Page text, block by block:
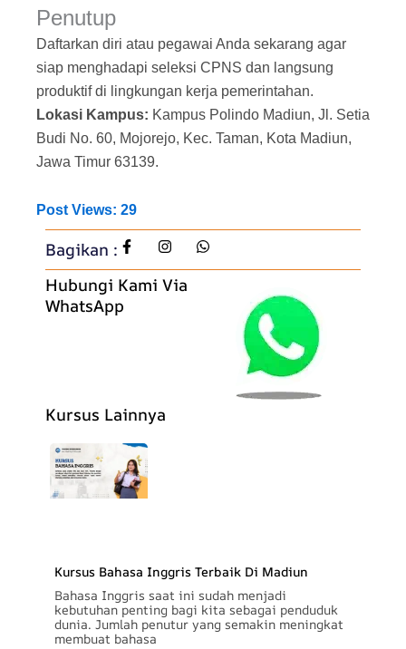
Penutup
Daftarkan diri atau pegawai Anda sekarang agar
siap menghadapi seleksi CPNS dan langsung
produktif di lingkungan kerja pemerintahan.
Lokasi Kampus: Kampus Polindo Madiun, Jl. Setia
Budi No. 60, Mojorejo, Kec. Taman, Kota Madiun,
Jawa Timur 63139.
Post Views: 29
Bagikan :
Hubungi Kami Via
WhatsApp
Kursus Lainnya
Kursus Bahasa Inggris Terbaik Di Madiun
Bahasa Inggris saat ini sudah menjadi
kebutuhan penting bagi kita sebagai penduduk
dunia. Jumlah penutur yang semakin meningkat
membuat bahasa